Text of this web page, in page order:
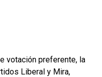
votación preferente, la
Liberal y Mira,